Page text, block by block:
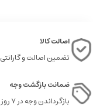
اصالت کالا
تضمین اصالت و گارانتی
ضمانت بازگشت وجه
بازگرداندن وجه در ۷ روز